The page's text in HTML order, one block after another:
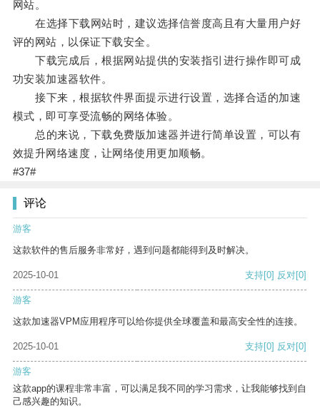
网站。
在选择下载网站时，建议选择信誉度高且有大量用户好
评的网站，以保证下载安全。
下载完成后，根据网站提供的安装指引进行操作即可成
功安装加速器软件。
接下来，根据软件界面提示进行设置，选择合适的加速
模式，即可享受流畅的网络体验。
总的来说，下载免费版加速器并进行简单设置，可以有
效提升网络速度，让网络使用更加顺畅。
#37#
评论
游客
这款软件的售后服务非常好，遇到问题都能得到及时解决。
2025-10-01 支持[0] 反对[0]
游客
这款加速器VPM应用程序可以给你提供全球覆盖和最高安全性的连接。
2025-10-01 支持[0] 反对[0]
游客
这款app的课程非常丰富，可以满足我不同的学习需求，让我能够找到自
己感兴趣的知识。